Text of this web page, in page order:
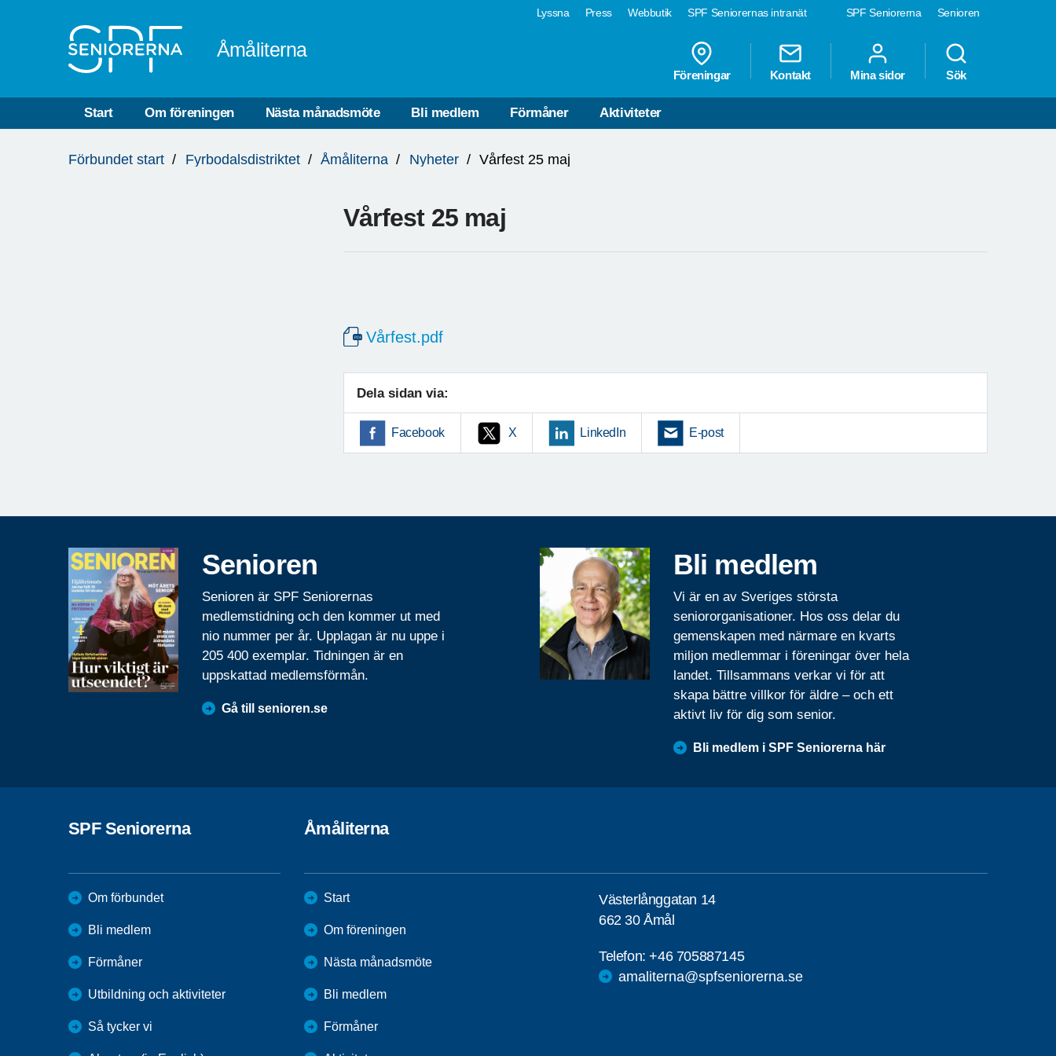
SPF Seniorerna Senioren
Lyssna Press Webbutik SPF Seniorernas intranät
Åmåliterna
Föreningar Kontakt Mina sidor Sök
Start Om föreningen Nästa månadsmöte Bli medlem Förmåner Aktiviteter
är
Förbundet start Fyrbodalsdistriktet Åmåliterna Nyheter Vårfest 25 maj
Vårfest 25 maj
Vårfest.pdf
Dela sidan via:
Facebook X LinkedIn E-post
Senioren
Senioren är SPF Seniorernas
medlemstidning och den kommer ut med
nio nummer per år. Upplagan är nu uppe i
205 400 exemplar. Tidningen är en
uppskattad medlemsförmån.
Gå till senioren.se
Bli medlem
Vi är en av Sveriges största
seniororganisationer. Hos oss delar du
gemenskapen med närmare en kvarts
miljon medlemmar i föreningar över hela
landet. Tillsammans verkar vi för att
skapa bättre villkor för äldre – och ett
aktivt liv för dig som senior.
Bli medlem i SPF Seniorerna här
SPF Seniorerna
Om förbundet
Bli medlem
Förmåner
Utbildning och aktiviteter
Så tycker vi
Åmåliterna
Start
Om föreningen
Nästa månadsmöte
Bli medlem
Förmåner
Västerlånggatan 14
662 30 Åmål
Telefon:+46 705887145
amaliterna@spfseniorerna.se